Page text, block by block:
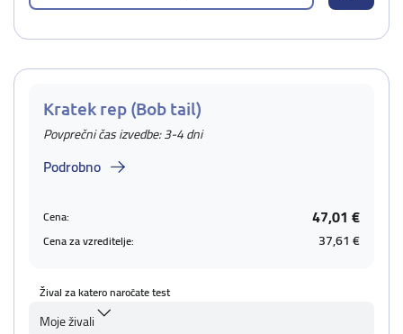
Kratek rep (Bob tail)
Povprečni čas izvedbe: 3-4 dni
Podrobno
Cena: 47,01 €
Cena za vzreditelje: 37,61 €
Žival za katero naročate test
Moje živali